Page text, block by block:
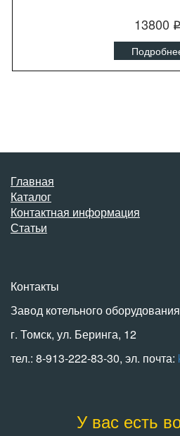
13800 q
Главная
Каталог
Контактная информация
Статьи
Контакты
Завод котельного оборудования
г. Томск, ул. Беринга, 12
тел.: 8-913-222-83-30, эл. почта:
У вас есть